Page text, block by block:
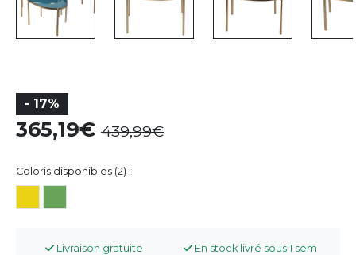
- 17%
365,19 439,99
Coloris disponibles (2) :
Livraison gratuite En stock livré sous 1 sem